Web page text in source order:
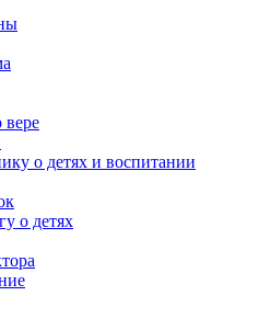
вере
о детях и воспитании
о детях